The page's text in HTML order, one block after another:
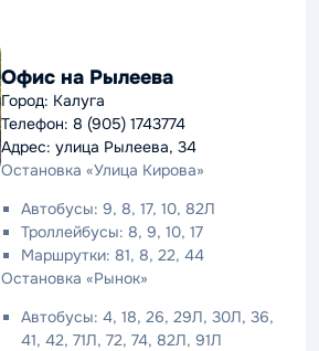
Офис на Рылеева
Город: Калуга
Телефон: 8 (905) 1743774
Адрес: улица Рылеева, 34
Остановка «Улица Кирова»
Автобусы: 9, 8, 17, 10, 82Л
Троллейбусы: 8, 9, 10, 17
Маршрутки: 81, 8, 22, 44
Остановка «Рынок»
Автобусы: 4, 18, 26, 29Л, 30Л, 36,
41, 42, 71Л, 72, 74, 82Л, 91Л